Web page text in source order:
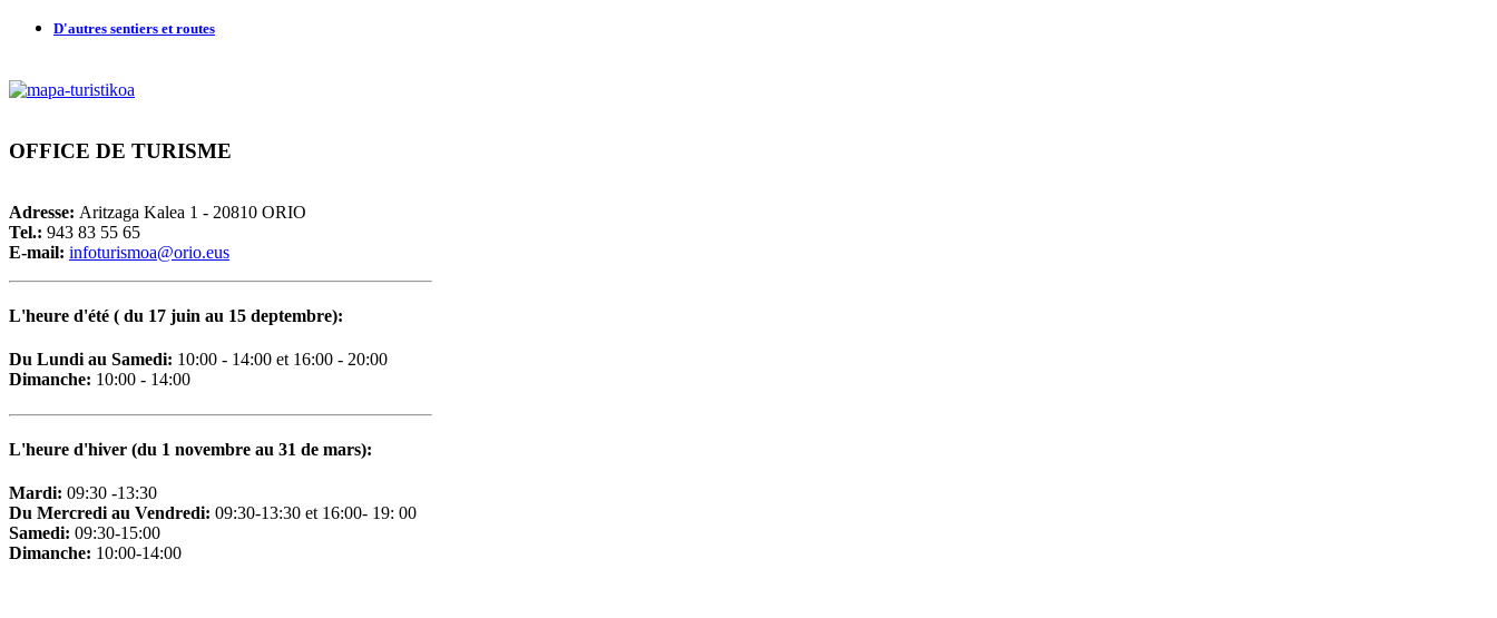
D'autres sentiers et routes
OFFICE DE TURISME
Adresse: Aritzaga Kalea 1 - 20810 ORIO
Tel.: 943 83 55 65
E-mail: infoturismoa@orio.eus
L'heure d'été ( du 17 juin au 15 deptembre):
Du Lundi au Samedi: 10:00 - 14:00 et 16:00 - 20:00
Dimanche: 10:00 - 14:00
L'heure d'hiver (du 1 novembre au 31 de mars):
Mardi: 09:30 -13:30
Du Mercredi au Vendredi: 09:30-13:30 et 16:00- 19: 00
Samedi: 09:30-15:00
Dimanche: 10:00-14:00